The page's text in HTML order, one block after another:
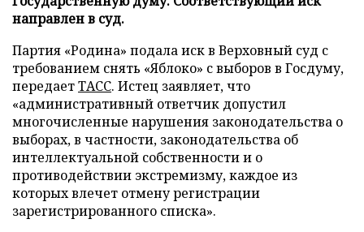
направлен в суд.
Партия «Родина» подала иск в Верховный суд с
требованием снять «Яблоко» с выборов в Госдуму,
передаетТАСС. Истец заявляет, что
«административный ответчик допустил
многочисленные нарушения законодательства о
выборах, в частности, законодательства об
интеллектуальной собственности и о
противодействии экстремизму, каждое из
которых влечет отмену регистрации
зарегистрированного списка».